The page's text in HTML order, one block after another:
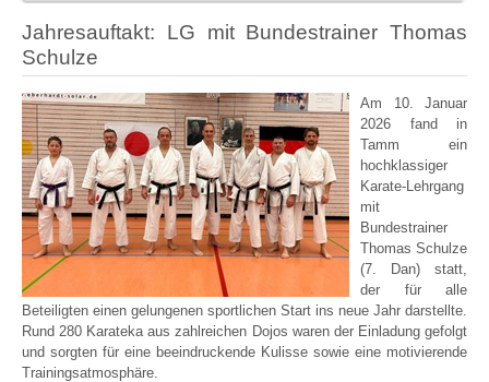
Jahresauftakt: LG mit Bundestrainer Thomas
Schulze
Am 10. Januar
2026 fand in
Tamm ein
hochklassiger
Karate-Lehrgang
mit
Bundestrainer
Thomas Schulze
(7. Dan) statt,
der für alle
Beteiligten einen gelungenen sportlichen Start ins neue Jahr darstellte.
Rund 280 Karateka aus zahlreichen Dojos waren der Einladung gefolgt
und sorgten für eine beeindruckende Kulisse sowie eine motivierende
Trainingsatmosphäre.